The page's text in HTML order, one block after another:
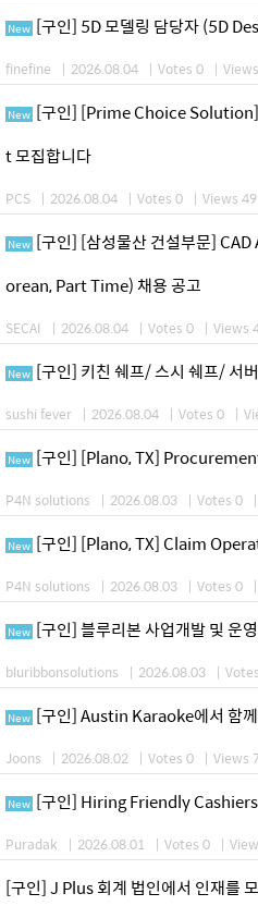
New [구인] 5D 모델링 담당자 (5D
finefine | 2026.08.04 | Votes 0 |
New [구인] [Prime Choice
t 모집합니다
PCS | 2026.08.04 | Votes 0 | Views 49
New [구인] [삼성물산 건설부문]
orean, Part Time) 채용 공고
SECAI | 2026.08.04 | Votes 0 | Views
New [구인] 키친 쉐프/ 스시 쉐프/ 서
sushi fever | 2026.08.04 | Votes 0 |
New [구인] [Plano, TX]
P4N solutions | 2026.08.03 | Votes 0 |
New [구인] [Plano, TX] Claim
P4N solutions | 2026.08.03 | Votes 0 |
New [구인] 블루리본 사업개발 및 운
bluribbonsolutions | 2026.08.03 |
New [구인] Austin Karaoke에서 함
Joons | 2026.08.02 | Votes 0 | Views
New [구인] Hiring Friendly
Puradak | 2026.08.01 | Votes 0 |
[구인] J Plus 회계 법인에서 인재를